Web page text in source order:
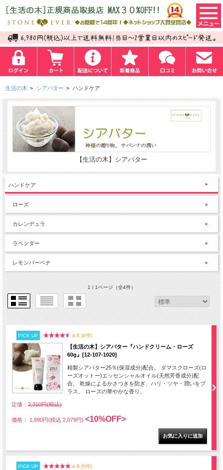
生活の木 > シアバター > ハンドケア
【生活の木】シアバター
ハンドケア
ローズ
カレンデュラ
ラベンダー
レモンバーベナ
1 / 1ページ（全4件）
PICK UP 4.5 (4件)
【生活の木】シアバター『ハンドクリーム・ローズ
60g』[12-107-1020]
精製シアバター25％(保湿成分)配合。 ダマスクローズ(ロ
ーズオットー)エッセンシャルオイル(天然芳香成分)配
合。 乾燥によるかさつきを防ぎ、ハリ・ツヤ・潤いをプ
ラス。 ローズの華やかな香り。
定価： 2,310円(税込)
価格： 1,890円(税込 2,079円) <10%OFF>
PICK UP 4.8 (5件)